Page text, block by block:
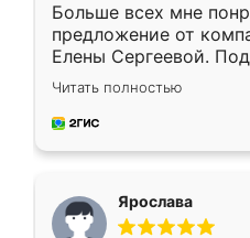
Больше всех мне
предложение от
Елены Сергеевой.
короткие сроки
для замера сотрудник
предложил по моему
Читать полностью
Ярослава